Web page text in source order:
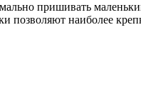
пришивать
наиболее